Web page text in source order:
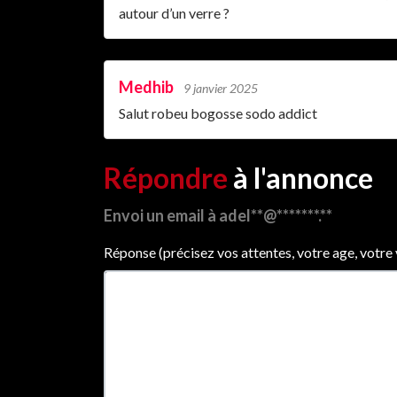
autour d’un verre ?
Medhib 9 janvier 2025
Salut robeu bogosse sodo addict
Répondre à l'annonce
Envoi un email à adel**@*******.**
Réponse (précisez vos attentes, votre age, votre